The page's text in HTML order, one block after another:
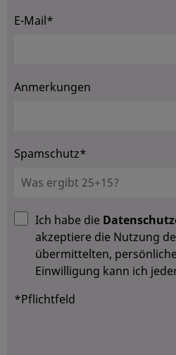
E-Mail*
Anmerkungen
Spamschutz*
Ich habe die
akzeptiere die Nutzung
übermittelten,
Einwilligung kann ich
*Pflichtfeld